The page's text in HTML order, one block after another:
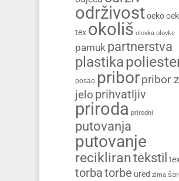
održivost oeko
tex okoliš olovka olovke
pamuk partnerstva
plastika
posao priborpribor
jelo prihvatljiv
priroda prirodni
putovanja
putovanje
recikliran tekstil
torbatorbe ured zima